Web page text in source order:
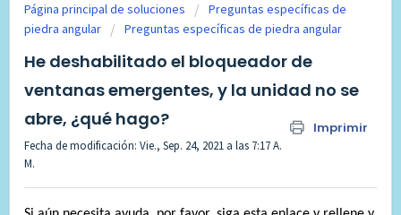
Página principal de soluciones
Preguntas específicas de
piedra angular
Preguntas específicas de piedra angular
He deshabilitado el bloqueador de
ventanas emergentes, y la unidad no se
abre, ¿qué hago?
Imprimir
Fecha de modificación: Vie., Sep. 24, 2021 a las 7:17 A.
M.